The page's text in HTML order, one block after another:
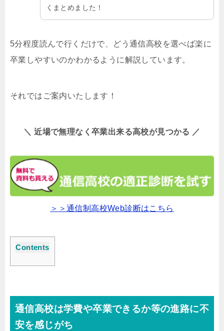
くまとめました！
5分程度読んで行くだけで、どう通信高校を選べば楽に
卒業しやすいのかわかるように解説しています。
それではご案内いたします！
＼ 近場で無理なく卒業出来る高校が見つかる ／
＞＞通信制高校Web診断はこちら
Contents
通信高校は学費や卒業できるか等の進路に不
安を感じがち